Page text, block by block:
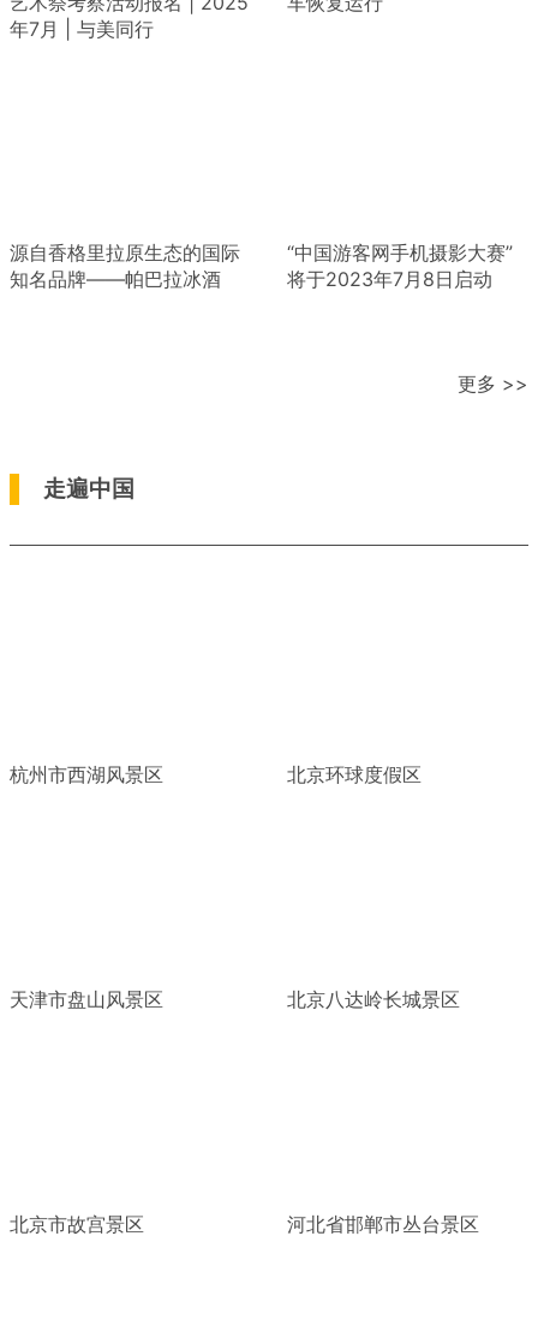
年7月 | 与美同行
源自香格里拉原生态的国际
知名品牌——帕巴拉冰酒
“中国游客网手机摄影大赛”
将于2023年7月8日启动
更多 >>
走遍中国
杭州市西湖风景区 北京环球度假区
天津市盘山风景区 北京八达岭长城景区
北京市故宫景区 河北省邯郸市丛台景区